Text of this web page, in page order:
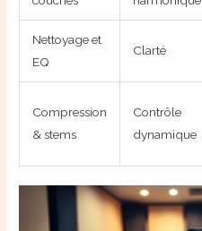
Nettoyage et
EQ
Clarté
Compression
& stems
Contrôle
dynamique